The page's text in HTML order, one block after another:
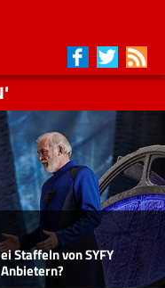
Staffeln von SYFY